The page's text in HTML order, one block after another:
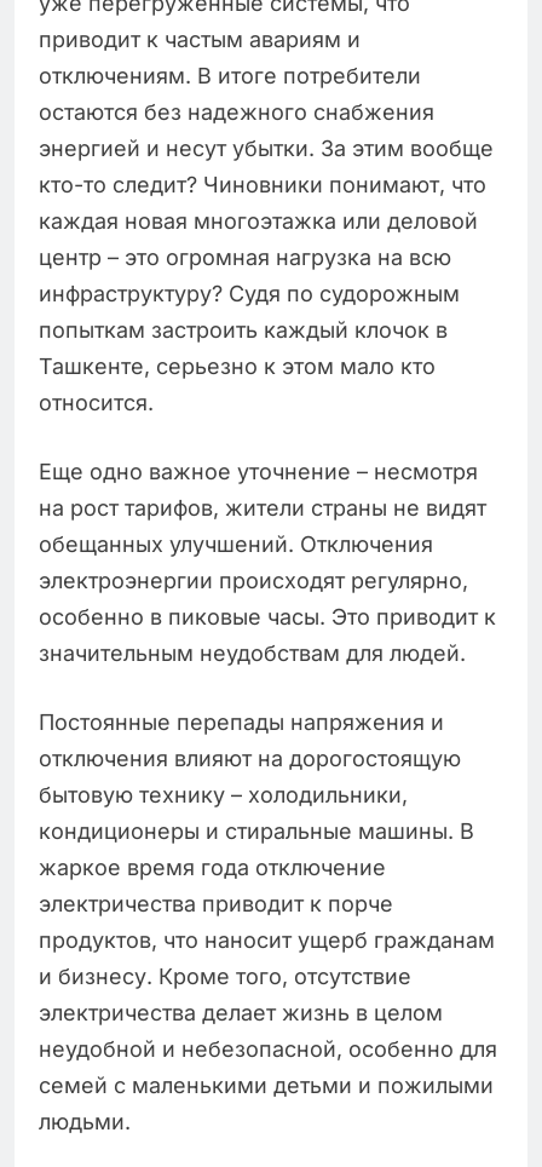
приводит к частым авариям и
отключениям. В итоге потребители
остаются без надежного снабжения
энергией и несут убытки. За этим вообще
кто-то следит? Чиновники понимают, что
каждая новая многоэтажка или деловой
центр – это огромная нагрузка на всю
инфраструктуру? Судя по судорожным
попыткам застроить каждый клочок в
Ташкенте, серьезно к этом мало кто
относится.
Еще одно важное уточнение – несмотря
на рост тарифов, жители страны не видят
обещанных улучшений. Отключения
электроэнергии происходят регулярно,
особенно в пиковые часы. Это приводит к
значительным неудобствам для людей.
Постоянные перепады напряжения и
отключения влияют на дорогостоящую
бытовую технику – холодильники,
кондиционеры и стиральные машины. В
жаркое время года отключение
электричества приводит к порче
продуктов, что наносит ущерб гражданам
и бизнесу. Кроме того, отсутствие
электричества делает жизнь в целом
неудобной и небезопасной, особенно для
семей с маленькими детьми и пожилыми
людьми.